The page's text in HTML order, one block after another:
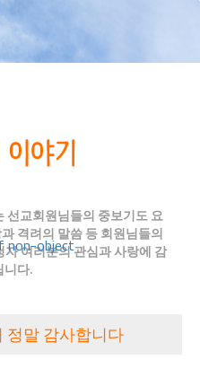
non-object
선교회원님들의 중보기도 요
격려의 말씀 등 회원님들의
여러분의 관심과 사랑에 감
니다.
정말 감사합니다